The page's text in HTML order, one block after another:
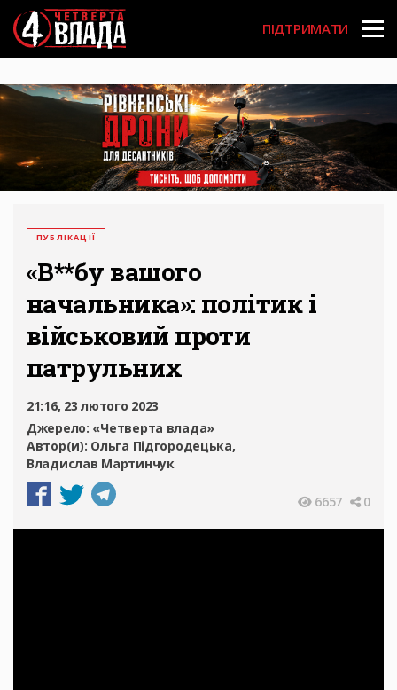
Перейти
до
основного
вмісту
User
account
menu
ПІДТРИМАТИ
ПУБЛІКАЦІЇ
«В**бу вашого
начальника»: політик і
військовий проти
патрульних
21:16, 23 лютого 2023
Джерело: «Четверта влада»
Автор(и): Ольга Підгородецька
Владислав Мартинчук
6657 0